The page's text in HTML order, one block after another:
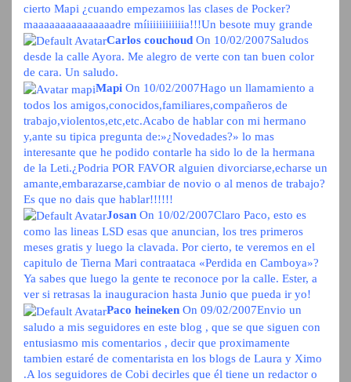
cierto Mapi ¿cuando empezamos las clases de Pocker?
maaaaaaaaaaaaaaadre míiiiiiiiiiiiia!!!Un besote muy grande
Carlos couchoud On 10/02/2007Saludos
desde la calle Ayora. Me alegro de verte con tan buen color
de cara. Un saludo.
Mapi On 10/02/2007Hago un llamamiento a
todos los amigos,conocidos,familiares,compañeros de
trabajo,violentos,etc,etc.Acabo de hablar con mi hermano
y,ante su tipica pregunta de:»¿Novedades?» lo mas
interesante que he podido contarle ha sido lo de la hermana
de la Leti.¿Podria POR FAVOR alguien divorciarse,echarse un
amante,embarazarse,cambiar de novio o al menos de trabajo?
Es que no dais que hablar!!!!!!
Josan On 10/02/2007Claro Paco, esto es
como las lineas LSD esas que anuncian, los tres primeros
meses gratis y luego la clavada. Por cierto, te veremos en el
capitulo de Tierna Mari contraataca «Perdida en Camboya»?
Ya sabes que luego la gente te reconoce por la calle. Ester, a
ver si retrasas la inauguracion hasta Junio que pueda ir yo!
Paco heineken On 09/02/2007Envio un
saludo a mis seguidores en este blog , que se que siguen con
entusiasmo mis comentarios , decir que proximamente
tambien estaré de comentarista en los blogs de Laura y Ximo
.A los seguidores de Cobi decirles que él tiene un redactor o